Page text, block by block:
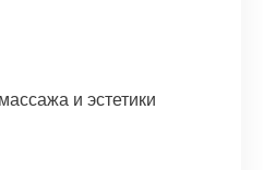
и эстетики